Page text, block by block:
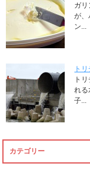
ガ
が、
ン...
ト
ト
れる
子...
カテゴリー